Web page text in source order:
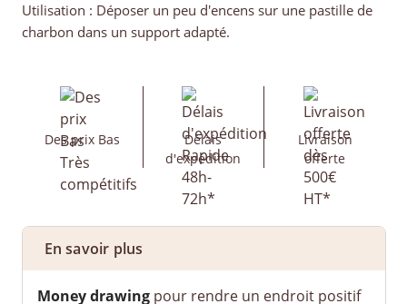
Utilisation : Déposer un peu d'encens sur une pastille de
charbon dans un support adapté.
Des prix Bas
Délais
d'expédition
Livraison
offerte
En savoir plus
Money drawingpour rendre un endroit positif